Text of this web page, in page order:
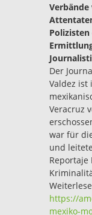
Der
Valdez ist
Veracruz
war für
und
Reportaje
https://
mexiko-